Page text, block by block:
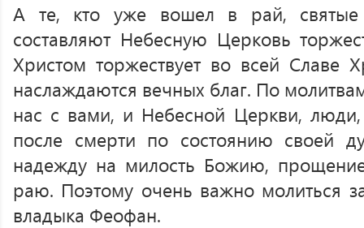
А те, кто уже вошел в рай,
составляют Небесную Церковь
Христом торжествует во всей Славе
наслаждаются вечных благ. По
нас с вами, и Небесной Церкви,
после смерти по состоянию своей
надежду на милость Божию,
раю. Поэтому очень важно молиться
владыка Феофан.